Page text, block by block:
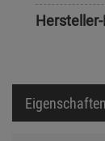
Eigenschaften